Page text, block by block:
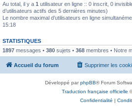
Au total, il y a 1 utilisateur en ligne :: 0 inscrit, 0
d’utilisateurs actifs des 5 dernières minutes)
Le nombre maximal d’utilisateurs en ligne
15:18
STATISTIQUES
1897 messages • 380 sujets • 368 membres • Notre
Accueil du forum Supprimer les
Développé parphpBB® Forum
Traduction française officielle
Confidentialité |